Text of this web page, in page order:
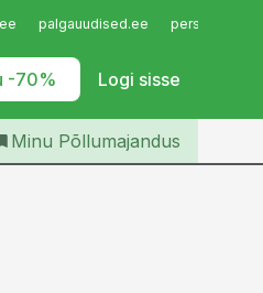
palgauudised.ee
-70% Logi sisse
Iseteenindus
Põllumajandus
Minu Põllumajandus